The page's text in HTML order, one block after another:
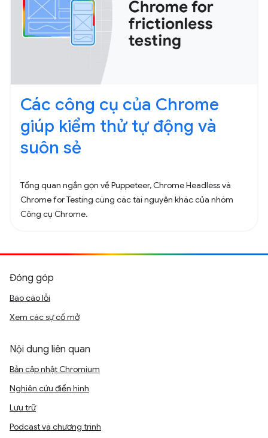
Các công cụ của Chrome
giúp kiểm thử tự động và
suôn sẻ
Tổng quan ngắn gọn về Puppeteer, Chrome Headless và
Chrome for Testing cùng các tài nguyên khác của nhóm
Công cụ Chrome.
Đóng góp
Báo cáo lỗi
Xem các sự cố mở
Nội dung liên quan
Bản cập nhật Chromium
Nghiên cứu điển hình
Lưu trữ
Podcast và chương trình